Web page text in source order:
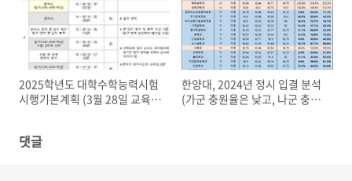
2025학년도 대학수학능력시험
시행기본계획 (3월 28일 교육부
한양대, 2024년 정시 입결 분석
(가군 충원율은 낮고, 나군 충원
댓글